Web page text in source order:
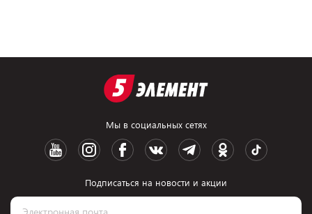
Мы в социальных сетях
Подписаться на новости и акции